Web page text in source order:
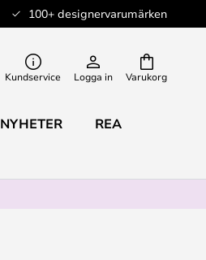
100+ designervarumärken
Varukorg
Kundservice Logga in
NYHETER REA